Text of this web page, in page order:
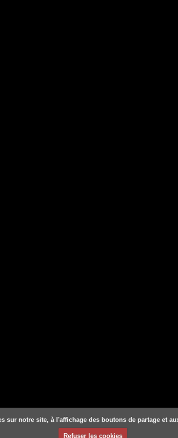
notre site, à l'affichage des boutons de partage et
Refuser les cookies